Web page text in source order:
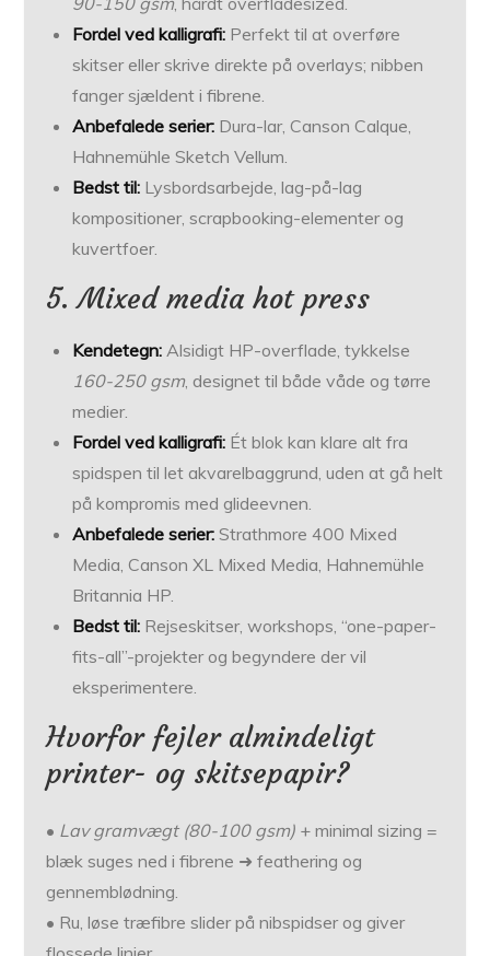
Fordel ved kalligrafi: Perfekt til at overføre
skitser eller skrive direkte på overlays; nibben
fanger sjældent i fibrene.
Anbefalede serier: Dura-lar, Canson Calque,
Hahnemühle Sketch Vellum.
Bedst til: Lysbordsarbejde, lag-på-lag
kompositioner, scrapbooking-elementer og
kuvertfoer.
5. Mixed media hot press
Kendetegn: Alsidigt HP-overflade, tykkelse
160-250 gsm, designet til både våde og tørre
medier.
Fordel ved kalligrafi: Ét blok kan klare alt fra
spidspen til let akvarelbaggrund, uden at gå helt
på kompromis med glideevnen.
Anbefalede serier: Strathmore 400 Mixed
Media, Canson XL Mixed Media, Hahnemühle
Britannia HP.
Bedst til: Rejse­skitser, workshops, “one-paper-
fits-all”-projekter og begyndere der vil
eksperimentere.
Hvorfor fejler almindeligt
printer- og skitsepapir?
• Lav gramvægt (80-100 gsm) + minimal sizing =
blæk suges ned i fibrene ➜ feathering og
gennemblødning.
• Ru, løse træfibre slider på nibspidser og giver